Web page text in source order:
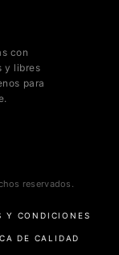
con
y libres
para
reservados.
Y CONDICIONES
DE CALIDAD